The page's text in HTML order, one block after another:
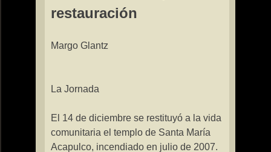
restauración
Margo Glantz
La Jornada
El 14 de diciembre se restituyó a la vida
comunitaria el templo de Santa María
Acapulco, incendiado en julio de 2007.